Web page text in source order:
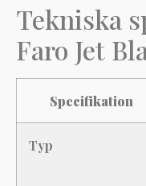
Tekniska
Faro Jet
Specifikation
Typ